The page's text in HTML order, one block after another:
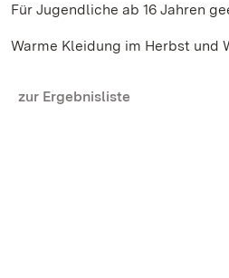
Für Jugendliche ab 16 Jahren
Warme Kleidung im Herbst und
zur Ergebnisliste